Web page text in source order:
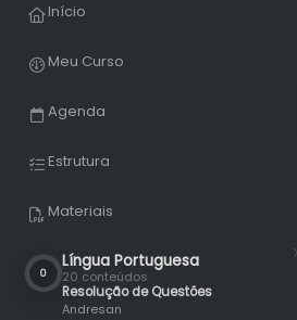
Início
Meu Curso
Agenda
Estrutura
Materiais
0
Língua Portuguesa
20 conteúdos
Resolução de Questões
Andresan